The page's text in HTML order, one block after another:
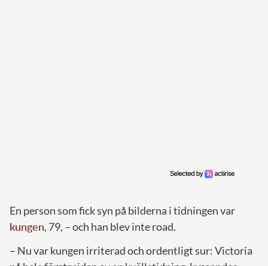
En person som fick syn på bilderna i tidningen var
kungen, 79, – och han blev inte road.
– Nu var kungen irriterad och ordentligt sur: Victoria